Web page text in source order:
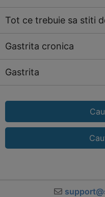
Tot ce trebuie sa stiti
Gastrita cronica
Gastrita